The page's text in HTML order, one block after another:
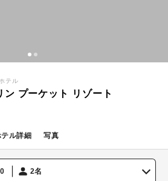
テル
ン プーケット リゾート
テル詳細 写真
2名